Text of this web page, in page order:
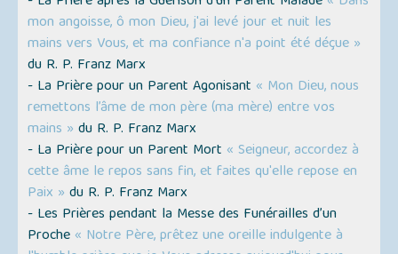
mon angoisse, ô mon Dieu, j'ai levé jour et nuit les
mains vers Vous, et ma confiance n'a point été déçue »
du R. P. Franz Marx
- La Prière pour un Parent Agonisant « Mon Dieu, nous
remettons l’âme de mon père (ma mère) entre vos
mains » du R. P. Franz Marx
- La Prière pour un Parent Mort « Seigneur, accordez à
cette âme le repos sans fin, et faites qu'elle repose en
Paix » du R. P. Franz Marx
- Les Prières pendant la Messe des Funérailles d’un
Proche « Notre Père, prêtez une oreille indulgente à